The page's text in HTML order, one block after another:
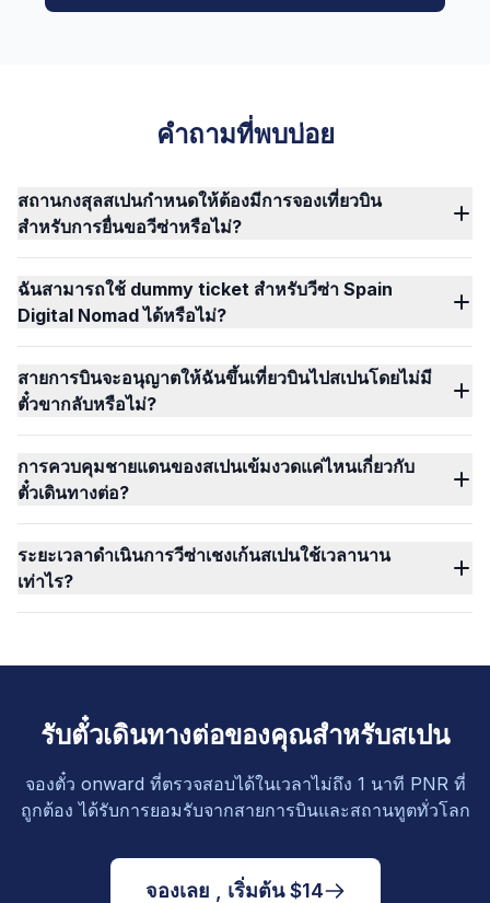
คำถามที่พบบ่อย
สถานกงสุลสเปนกำหนดให้ต้องมีการจองเที่ยวบิน
สำหรับการยื่นขอวีซ่าหรือไม่?
ฉันสามารถใช้ dummy ticket สำหรับวีซ่า Spain
Digital Nomad ได้หรือไม่?
สายการบินจะอนุญาตให้ฉันขึ้นเที่ยวบินไปสเปนโดยไม่มี
ตั๋วขากลับหรือไม่?
การควบคุมชายแดนของสเปนเข้มงวดแค่ไหนเกี่ยวกับ
ตั๋วเดินทางต่อ?
ระยะเวลาดำเนินการวีซ่าเชงเก้นสเปนใช้เวลานาน
เท่าไร?
รับตั๋วเดินทางต่อของคุณสำหรับสเปน
จองตั๋ว onward ที่ตรวจสอบได้ในเวลาไม่ถึง 1 นาที PNR ที่
ถูกต้อง ได้รับการยอมรับจากสายการบินและสถานทูตทั่วโลก
จองเลย , เริ่มต้น $14